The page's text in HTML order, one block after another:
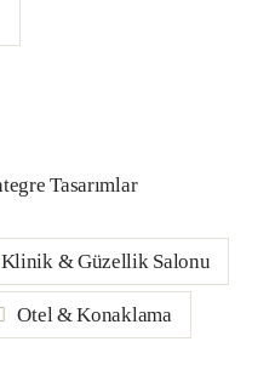
Klinik & Güzellik Salonu
Otel & Konaklama